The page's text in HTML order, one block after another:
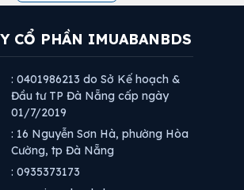
CỔ PHẦN IMUABANBDS
: 0401986213 do Sở Kế hoạch &
Đầu tư TP Đà Nẵng cấp ngày
01/7/2019
: 16 Nguyễn Sơn Hà, phường Hòa
Cường, tp Đà Nẵng
: 0935373173